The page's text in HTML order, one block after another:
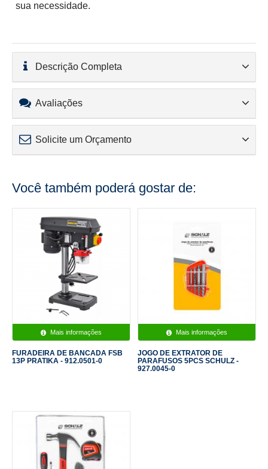
sua necessidade.
Descrição Completa
Avaliações
Solicite um Orçamento
Você também poderá gostar de:
Mais informações
FURADEIRA DE BANCADA FSB
13P PRATIKA - 912.0501-0
Mais informações
JOGO DE EXTRATOR DE
PARAFUSOS 5PCS SCHULZ -
927.0045-0